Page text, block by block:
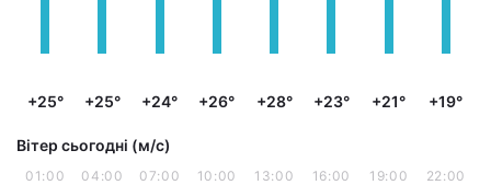
+25° +25° +24° +26° +28° +23° +21° +19°
Вітер сьогодні (м/с)
01:00 04:00 07:00 10:00 13:00 16:00 19:00 22:00